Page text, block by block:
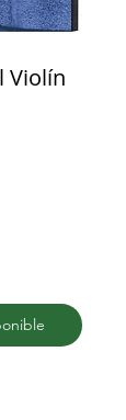
Violín